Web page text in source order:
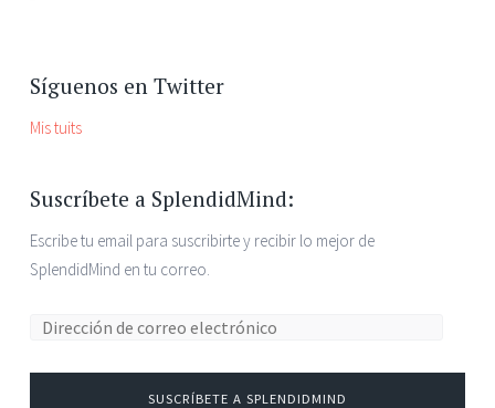
Síguenos en Twitter
Mis tuits
Suscríbete a SplendidMind:
Escribe tu email para suscribirte y recibir lo mejor de
SplendidMind en tu correo.
Dirección de correo electrónico:
SUSCRÍBETE A SPLENDIDMIND